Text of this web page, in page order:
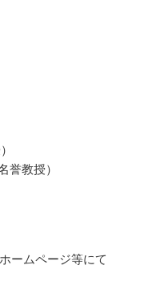
誉教授）
ームページ等にて